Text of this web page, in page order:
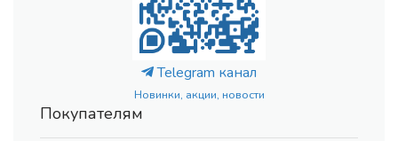
Telegram канал
Новинки, акции, новости
Покупателям